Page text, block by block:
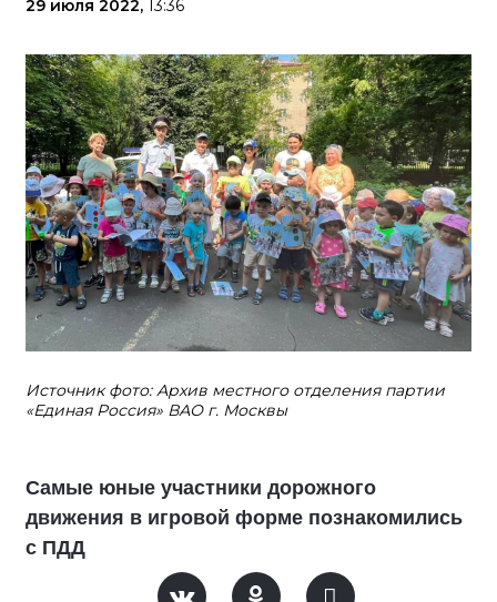
29 июля 2022, 13:36
Источник фото: Архив местного отделения партии
«Единая Россия» ВАО г. Москвы
Самые юные участники дорожного
движения в игровой форме познакомились
с ПДД